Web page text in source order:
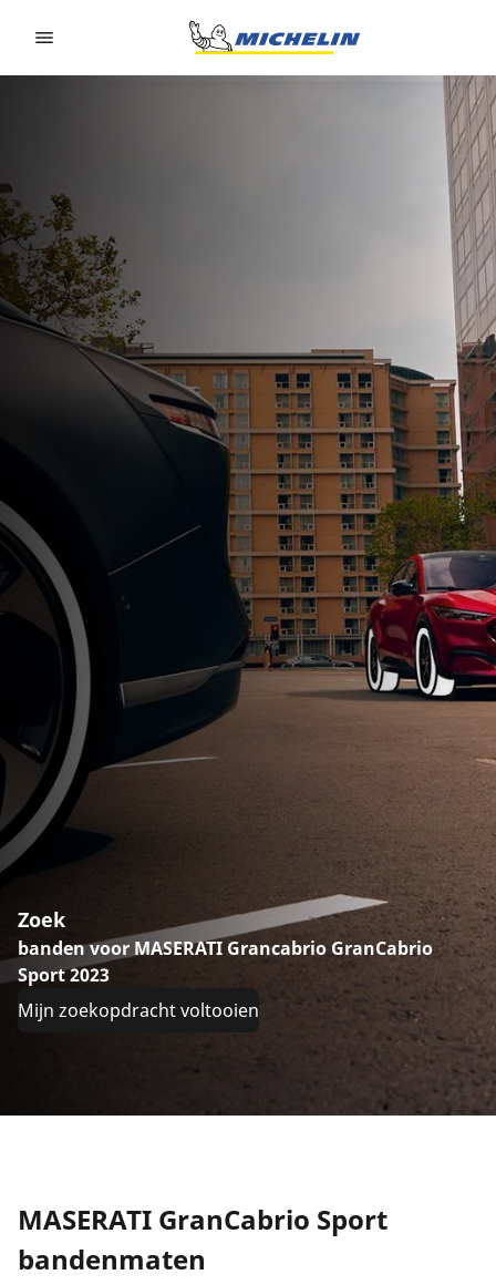
Zoek
banden voor MASERATI Grancabrio GranCabrio
Sport 2023
Mijn zoekopdracht voltooien
MASERATI GranCabrio Sport
bandenmaten